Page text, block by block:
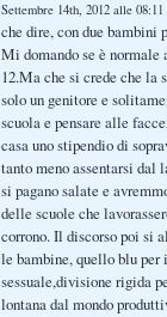
Settembre 14th, 2012 alle 08:11
che dire, con due bambini
Mi domando se è normale
12.Ma che si crede che la
solo un genitore e
scuola e pensare alle
casa uno stipendio di
tanto meno assentarsi dal
si pagano salate e
delle scuole che
corrono. Il discorso poi si
le bambine, quello blu per
sessuale,divisione rigida
lontana dal mondo